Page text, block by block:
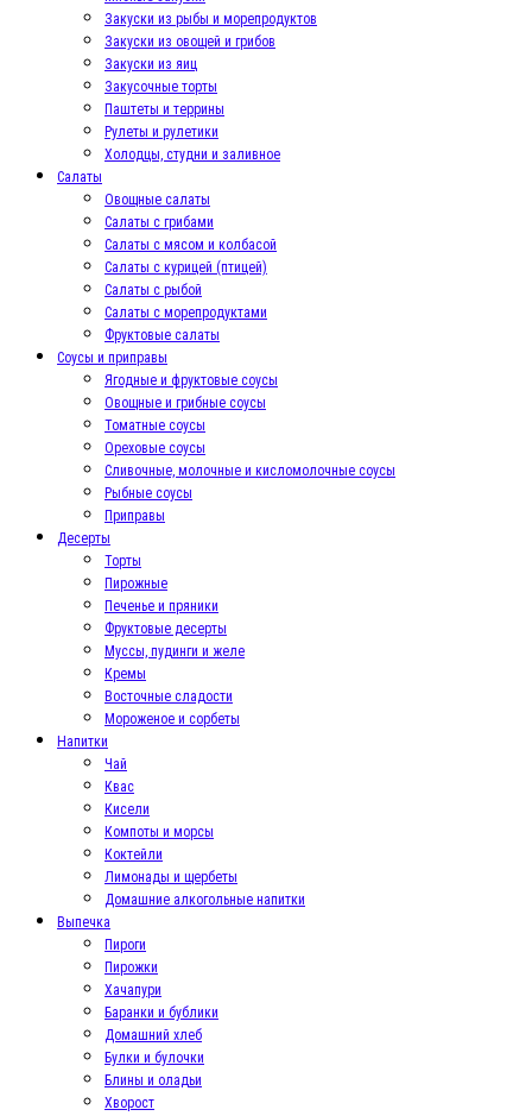
Закуски из рыбы и морепродуктов
Закуски из овощей и грибов
Закуски из яиц
Закусочные торты
Паштеты и террины
Рулеты и рулетики
Холодцы, студни и заливное
Салаты
Овощные салаты
Салаты с грибами
Салаты с мясом и колбасой
Салаты с курицей (птицей)
Салаты с рыбой
Салаты с морепродуктами
Фруктовые салаты
Соусы и приправы
Ягодные и фруктовые соусы
Овощные и грибные соусы
Томатные соусы
Ореховые соусы
Сливочные, молочные и кисломолочные соусы
Рыбные соусы
Приправы
Десерты
Торты
Пирожные
Печенье и пряники
Фруктовые десерты
Муссы, пудинги и желе
Кремы
Восточные сладости
Мороженое и сорбеты
Напитки
Чай
Квас
Кисели
Компоты и морсы
Коктейли
Лимонады и щербеты
Домашние алкогольные напитки
Выпечка
Пироги
Пирожки
Хачапури
Баранки и бублики
Домашний хлеб
Булки и булочки
Блины и оладьи
Хворост